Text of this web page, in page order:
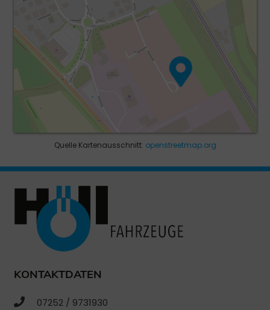
Quelle Kartenausschnitt: openstreetmap.org
KONTAKTDATEN
07252 / 9731930